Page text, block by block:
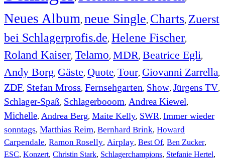
Neues Album, neue Single, Charts, Zuerst
bei Schlagerprofis.de, Helene Fischer,
Roland Kaiser, Telamo, MDR, Beatrice Egli,
Andy Borg, Gäste, Quote, Tour, Giovanni Zarrella,
ZDF, Stefan Mross, Fernsehgarten, Show, Jürgens TV,
Schlager-Spaß, Schlagerbooom, Andrea Kiewel,
Michelle, Andrea Berg, Maite Kelly, SWR, Immer wieder
sonntags, Matthias Reim, Bernhard Brink, Howard
Carpendale, Ramon Roselly, Airplay, Best Of, Ben Zucker,
ESC, Konzert, Christin Stark, Schlagerchampions, Stefanie Hertel,